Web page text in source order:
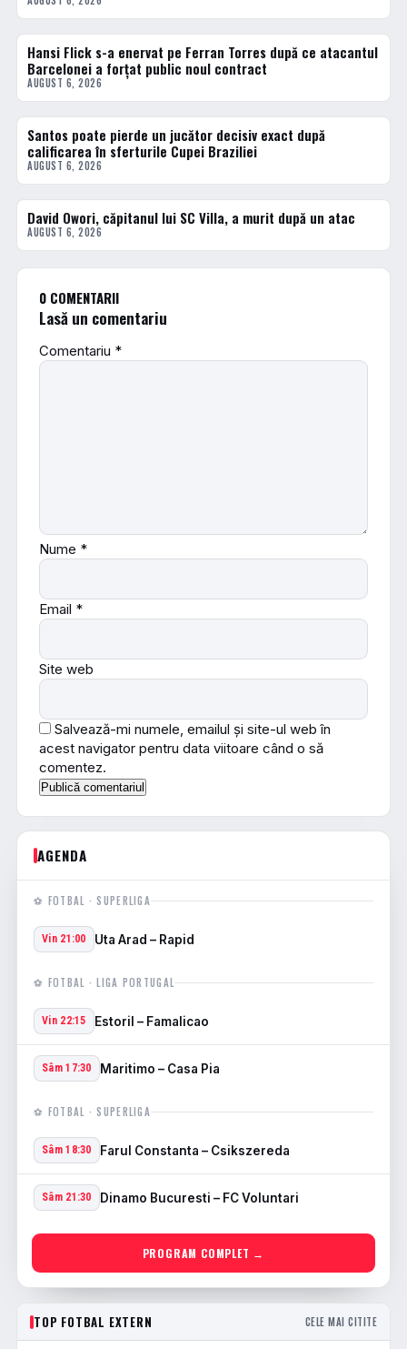
FOTBAL EXTERN
Hansi Flick s-a enervat pe Ferran Torres după ce atacantul
Barcelonei a forțat public noul contract
AUGUST 6, 2026
FOTBAL EXTERN
Santos poate pierde un jucător decisiv exact după
calificarea în sferturile Cupei Braziliei
AUGUST 6, 2026
DIVERSE
David Owori, căpitanul lui SC Villa, a murit după un atac
AUGUST 6, 2026
0 COMENTARII
Lasă un comentariu
Comentariu *
Nume *
Email *
Site web
Salvează-mi numele, emailul și site-ul web în
acest navigator pentru data viitoare când o să
comentez.
AGENDA
⚽ FOTBAL · SUPERLIGA
Vin 21:00 Uta Arad – Rapid
⚽ FOTBAL · LIGA PORTUGAL
Vin 22:15 Estoril – Famalicao
Sâm 17:30 Maritimo – Casa Pia
⚽ FOTBAL · SUPERLIGA
Sâm 18:30 Farul Constanta – Csikszereda
Sâm 21:30 Dinamo Bucuresti – FC Voluntari
PROGRAM COMPLET →
TOP FOTBAL EXTERN CELE MAI CITITE